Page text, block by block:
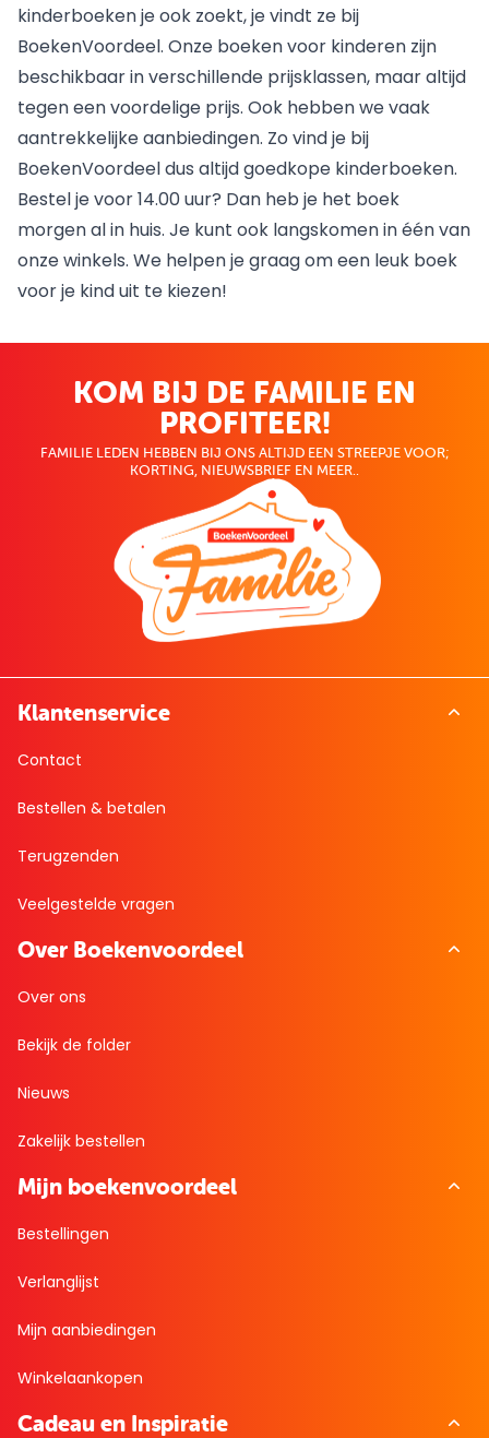
kinderboeken je ook zoekt, je vindt ze bij
BoekenVoordeel. Onze boeken voor kinderen zijn
beschikbaar in verschillende prijsklassen, maar altijd
tegen een voordelige prijs. Ook hebben we vaak
aantrekkelijke aanbiedingen. Zo vind je bij
BoekenVoordeel dus altijd goedkope kinderboeken.
Bestel je voor 14.00 uur? Dan heb je het boek
morgen al in huis. Je kunt ook langskomen inéén van
onze winkels. We helpen je graag om een leuk boek
voor je kind uit te kiezen!
KOM BIJ DE FAMILIE EN
PROFITEER!
FAMILIE LEDEN HEBBEN BIJ ONS ALTIJD EEN STREEPJE VOOR;
KORTING, NIEUWSBRIEF EN MEER..
Klantenservice
Contact
Bestellen & betalen
Terugzenden
Veelgestelde vragen
Over Boekenvoordeel
Over ons
Bekijk de folder
Nieuws
Zakelijk bestellen
Mijn boekenvoordeel
Bestellingen
Verlanglijst
Mijn aanbiedingen
Winkelaankopen
Cadeau en Inspiratie